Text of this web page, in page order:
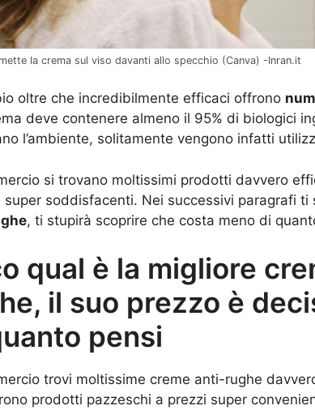
la crema sul viso davanti allo specchio (Canva) -Inran.it
oltre che incredibilmente efficaci offrono
deve contenere almeno il 95% di biologici
l’ambiente, solitamente vengono infatti
si trovano moltissimi prodotti davvero
super soddisfacenti. Nei successivi paragrafi ti
, ti stupirà scoprire che costa meno di
qual è la migliore
il suo prezzo è
pensi
trovi moltissime creme anti-rughe
prodotti pazzeschi a prezzi super